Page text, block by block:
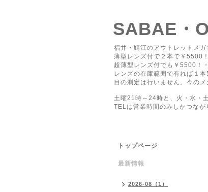
SABAE・
福井・鯖江のアウトレットメガ
薄型レンズ付で２本で￥5500
超薄型レンズ付でも￥5500！
レンズの在庫範囲で有れば１
目の測定は行いません。今の
土曜21時～24時と、火・水・
TELは営業時間のみしかつなが
トップページ
最新情報
2026-08（1）